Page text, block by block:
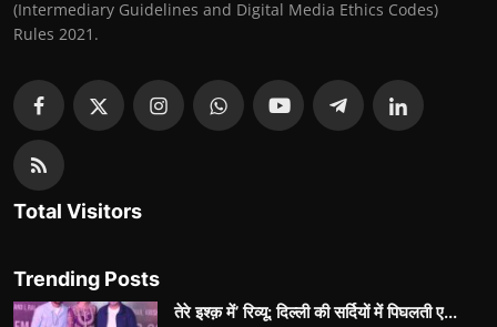
(Intermediary Guidelines and Digital Media Ethics Codes)
Rules 2021.
Total Visitors
Trending Posts
तेरे इश्क़ में’ रिव्यू: दिल्ली की सर्दियों में पिघलती ए...